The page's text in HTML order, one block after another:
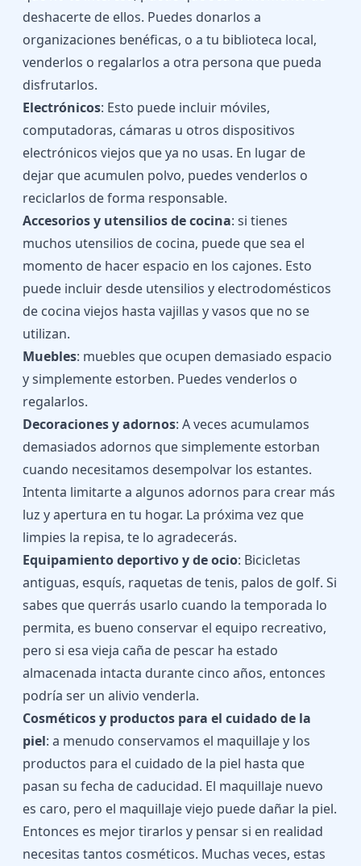
deshacerte de ellos. Puedes donarlos a
organizaciones benéficas, o a tu biblioteca local,
venderlos o regalarlos a otra persona que pueda
disfrutarlos.
Electrónicos: Esto puede incluir móviles,
computadoras, cámaras u otros dispositivos
electrónicos viejos que ya no usas. En lugar de
dejar que acumulen polvo, puedes venderlos o
reciclarlos de forma responsable.
Accesorios y utensilios de cocina: si tienes
muchos utensilios de cocina, puede que sea el
momento de hacer espacio en los cajones. Esto
puede incluir desde utensilios y electrodomésticos
de cocina viejos hasta vajillas y vasos que no se
utilizan.
Muebles: muebles que ocupen demasiado espacio
y simplemente estorben. Puedes venderlos o
regalarlos.
Decoraciones y adornos: A veces acumulamos
demasiados adornos que simplemente estorban
cuando necesitamos desempolvar los estantes.
Intenta limitarte a algunos adornos para crear más
luz y apertura en tu hogar. La próxima vez que
limpies la repisa, te lo agradecerás.
Equipamiento deportivo y de ocio: Bicicletas
antiguas, esquís, raquetas de tenis, palos de golf. Si
sabes que querrás usarlo cuando la temporada lo
permita, es bueno conservar el equipo recreativo,
pero si esa vieja caña de pescar ha estado
almacenada intacta durante cinco años, entonces
podría ser un alivio venderla.
Cosméticos y productos para el cuidado de la
piel: a menudo conservamos el maquillaje y los
productos para el cuidado de la piel hasta que
pasan su fecha de caducidad. El maquillaje nuevo
es caro, pero el maquillaje viejo puede dañar la piel.
Entonces es mejor tirarlos y pensar si en realidad
necesitas tantos cosméticos. Muchas veces, estas